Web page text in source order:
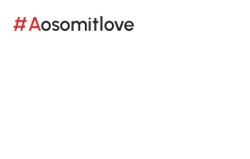
#Aosomitlove